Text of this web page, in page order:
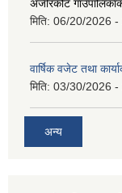
अजीरकोट
मिति: 06/20/2026 -
वार्षिक वजेट तथा
मिति: 03/30/2026 -
अन्य